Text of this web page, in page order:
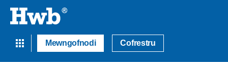
Mewngofnodi Cofrestru